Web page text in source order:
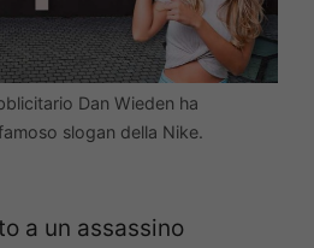
Dan Wieden ha
slogan della Nike.
a un assassino